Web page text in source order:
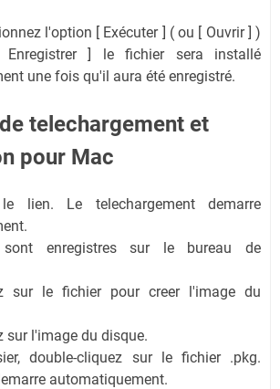
l'option [ Exécuter ] ( ou [ Ouvrir ] )
] le fichier sera installé
une fois qu'il aura été enregistré.
telechargement et
pour Mac
lien. Le telechargement demarre
enregistres sur le bureau de
sur le fichier pour creer l'image du
sur l'image du disque.
double-cliquez sur le fichier .pkg.
automatiquement.